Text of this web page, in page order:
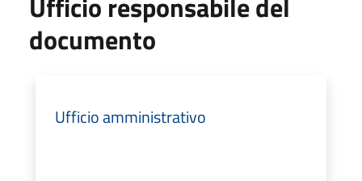
documento
Ufficio amministrativo